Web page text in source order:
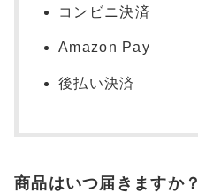
コンビニ決済
Amazon Pay
後払い決済
商品はいつ届きますか？